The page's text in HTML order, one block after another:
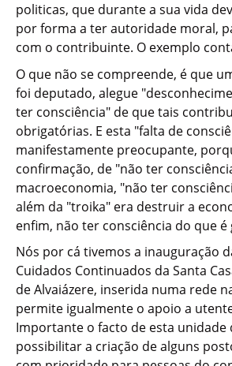
politicas, que durante a sua vida
por forma a ter autoridade moral,
com o contribuinte. O exemplo
O que não se compreende, é que
foi deputado, alegue
ter consciência" de que tais
obrigatórias. E esta "falta de
manifestamente preocupante,
confirmação, de "não ter
macroeconomia, "não ter
além da "troika" era destruir a
enfim, não ter consciência do que é
Nós por cá tivemos a inauguração
Cuidados Continuados da Santa
de Alvaiázere, inserida numa rede
permite igualmente o apoio a
Importante o facto de esta unidade
possibilitar a criação de alguns